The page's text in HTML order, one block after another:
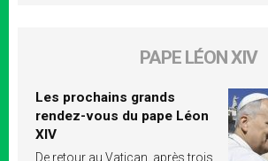
PAPE LÉON XIV
Les prochains grands
rendez-vous du pape Léon
XIV
De retour au Vatican, après trois